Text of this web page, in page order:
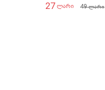
27 ლარი 49ლარი